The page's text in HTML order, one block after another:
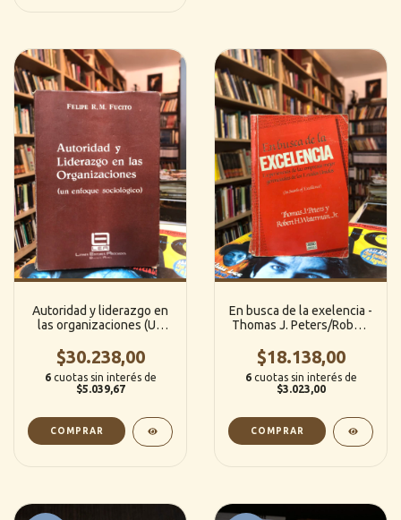
Autoridad y liderazgo en
las organizaciones (Un
Felipe R. M. Fucito
$30.238,00
6 cuotas sin interés de
$5.039,67
En busca de la exelencia -
Thomas J. Peters/Robert
$18.138,00
6 cuotas sin interés de
$3.023,00